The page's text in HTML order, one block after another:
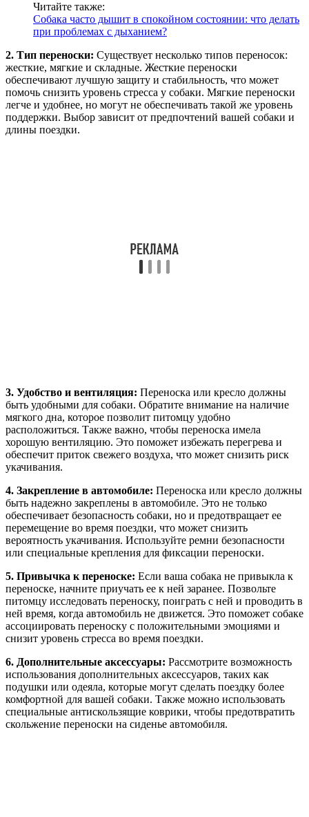
Читайте также:
Собака часто дышит в спокойном состоянии: что делать
при проблемах с дыханием?
2. Тип переноски: Существует несколько типов переносок:
жесткие, мягкие и складные. Жесткие переноски
обеспечивают лучшую защиту и стабильность, что может
помочь снизить уровень стресса у собаки. Мягкие переноски
легче и удобнее, но могут не обеспечивать такой же уровень
поддержки. Выбор зависит от предпочтений вашей собаки и
длины поездки.
3. Удобство и вентиляция: Переноска или кресло должны
быть удобными для собаки. Обратите внимание на наличие
мягкого дна, которое позволит питомцу удобно
расположиться. Также важно, чтобы переноска имела
хорошую вентиляцию. Это поможет избежать перегрева и
обеспечит приток свежего воздуха, что может снизить риск
укачивания.
4. Закрепление в автомобиле: Переноска или кресло должны
быть надежно закреплены в автомобиле. Это не только
обеспечивает безопасность собаки, но и предотвращает ее
перемещение во время поездки, что может снизить
вероятность укачивания. Используйте ремни безопасности
или специальные крепления для фиксации переноски.
5. Привычка к переноске: Если ваша собака не привыкла к
переноске, начните приучать ее к ней заранее. Позвольте
питомцу исследовать переноску, поиграть с ней и проводить в
ней время, когда автомобиль не движется. Это поможет собаке
ассоциировать переноску с положительными эмоциями и
снизит уровень стресса во время поездки.
6. Дополнительные аксессуары: Рассмотрите возможность
использования дополнительных аксессуаров, таких как
подушки или одеяла, которые могут сделать поездку более
комфортной для вашей собаки. Также можно использовать
специальные антискользящие коврики, чтобы предотвратить
скольжение переноски на сиденье автомобиля.